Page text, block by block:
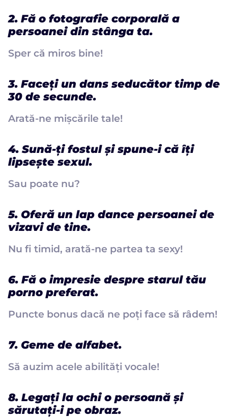
2. Fă o fotografie corporală a
persoanei din stânga ta.
Sper că miros bine!
3. Faceți un dans seducător timp de
30 de secunde.
Arată-ne mișcările tale!
4. Sună-ți fostul și spune-i că îți
lipsește sexul.
Sau poate nu?
5. Oferă un lap dance persoanei de
vizavi de tine.
Nu fi timid, arată-ne partea ta sexy!
6. Fă o impresie despre starul tău
porno preferat.
Puncte bonus dacă ne poți face să râdem!
7. Geme de alfabet.
Să auzim acele abilități vocale!
8. Legați la ochi o persoană și
sărutați-i pe obraz.